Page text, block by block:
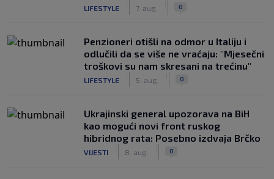
LIFESTYLE 7. aug. 0
Penzioneri otišli na odmor u Italiju i
odlučili da se više ne vraćaju: "Mjesečni
troškovi su nam skresani na trećinu"
LIFESTYLE 5. aug. 0
Ukrajinski general upozorava na BiH
kao mogući novi front ruskog
hibridnog rata: Posebno izdvaja Brčko
VIJESTI 8. aug. 0